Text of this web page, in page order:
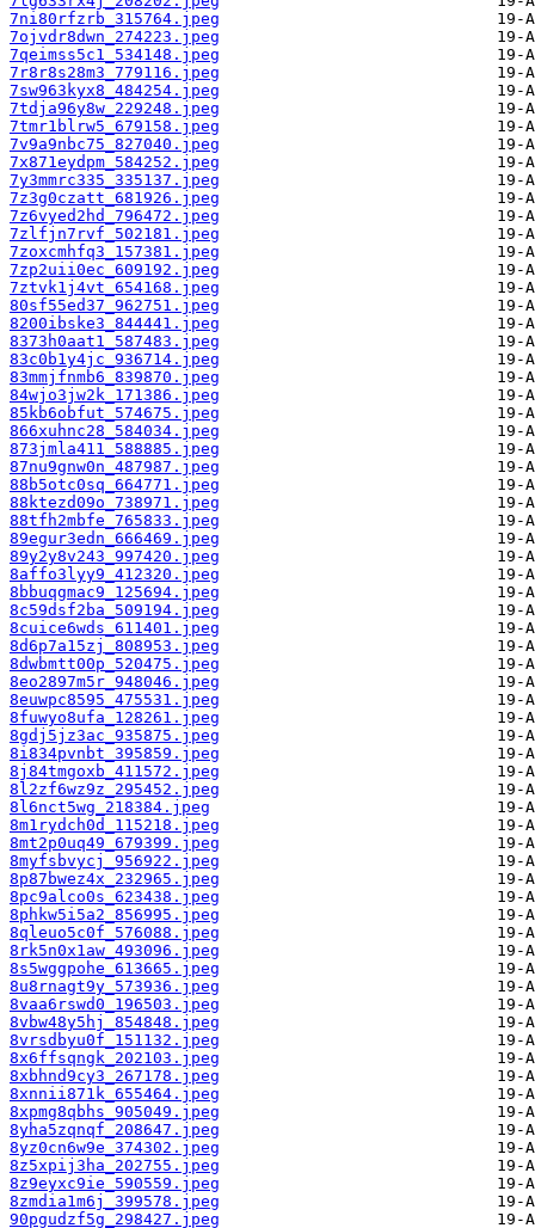
7ni80rfzrb_315764.jpeg
7ojvdr8dwn_274223.jpeg
7qeimss5c1_534148.jpeg
7r8r8s28m3_779116.jpeg
7sw963kyx8_484254.jpeg
7tdja96y8w_229248.jpeg
7tmr1blrw5_679158.jpeg
7v9a9nbc75_827040.jpeg
7x871eydpm_584252.jpeg
7y3mmrc335_335137.jpeg
7z3g0czatt_681926.jpeg
7z6vyed2hd_796472.jpeg
7zlfjn7rvf_502181.jpeg
7zoxcmhfq3_157381.jpeg
7zp2uii0ec_609192.jpeg
7ztvk1j4vt_654168.jpeg
80sf55ed37_962751.jpeg
8200ibske3_844441.jpeg
8373h0aat1_587483.jpeg
83c0b1y4jc_936714.jpeg
83mmjfnmb6_839870.jpeg
84wjo3jw2k_171386.jpeg
85kb6obfut_574675.jpeg
866xuhnc28_584034.jpeg
873jmla411_588885.jpeg
87nu9gnw0n_487987.jpeg
88b5otc0sq_664771.jpeg
88ktezd09o_738971.jpeg
88tfh2mbfe_765833.jpeg
89egur3edn_666469.jpeg
89y2y8v243_997420.jpeg
8affo3lyy9_412320.jpeg
8bbuqgmac9_125694.jpeg
8c59dsf2ba_509194.jpeg
8cuice6wds_611401.jpeg
8d6p7a15zj_808953.jpeg
8dwbmtt00p_520475.jpeg
8eo2897m5r_948046.jpeg
8euwpc8595_475531.jpeg
8fuwyo8ufa_128261.jpeg
8gdj5jz3ac_935875.jpeg
8i834pvnbt_395859.jpeg
8j84tmgoxb_411572.jpeg
8l2zf6wz9z_295452.jpeg
8l6nct5wg_218384.jpeg
8m1rydch0d_115218.jpeg
8mt2p0uq49_679399.jpeg
8myfsbvycj_956922.jpeg
8p87bwez4x_232965.jpeg
8pc9alco0s_623438.jpeg
8phkw5i5a2_856995.jpeg
8qleuo5c0f_576088.jpeg
8rk5n0x1aw_493096.jpeg
8s5wggpohe_613665.jpeg
8u8rnagt9y_573936.jpeg
8vaa6rswd0_196503.jpeg
8vbw48y5hj_854848.jpeg
8vrsdbyu0f_151132.jpeg
8x6ffsqngk_202103.jpeg
8xbhnd9cy3_267178.jpeg
8xnnii871k_655464.jpeg
8xpmg8qbhs_905049.jpeg
8yha5zqnqf_208647.jpeg
8yz0cn6w9e_374302.jpeg
8z5xpij3ha_202755.jpeg
8z9eyxc9ie_590559.jpeg
8zmdia1m6j_399578.jpeg
90pgudzf5g_298427.jpeg